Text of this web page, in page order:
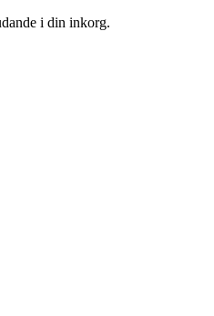
i din inkorg.